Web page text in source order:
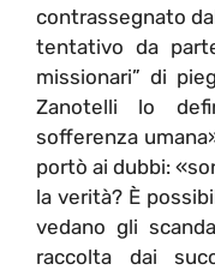
contrassegnato
tentativo da
missionari” di
Zanotelli lo
sofferenza
portò ai dubbi:
la verità? È
vedano gli
raccolta dai